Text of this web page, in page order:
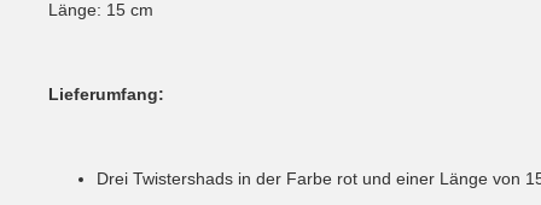
Länge: 15 cm
Lieferumfang:
Drei Twistershads in der Farbe rot und einer Länge von